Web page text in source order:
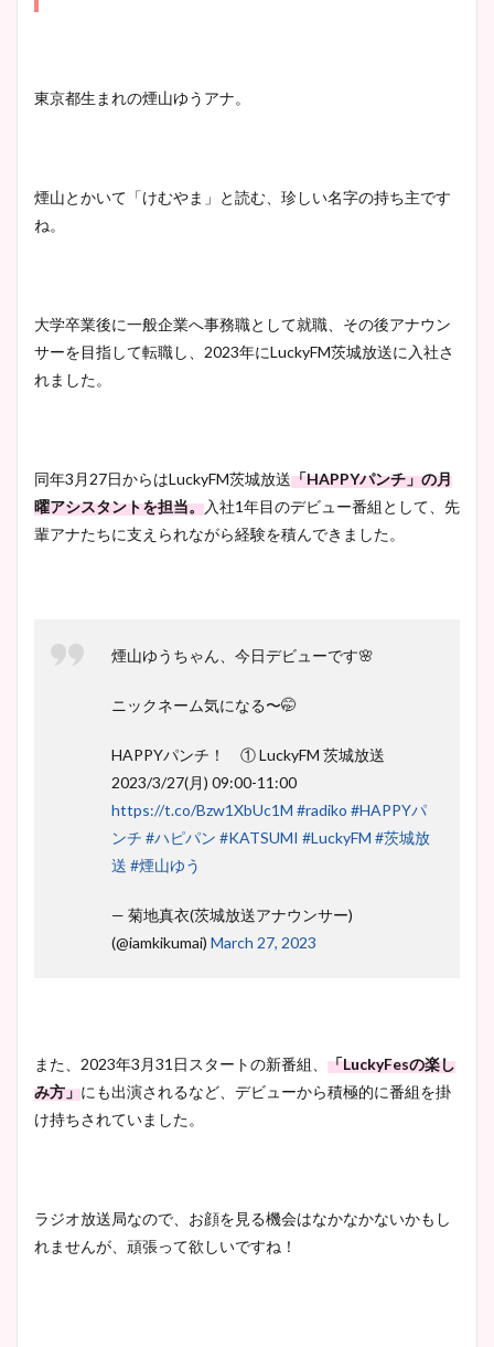
東京都生まれの煙山ゆうアナ。
煙山とかいて「けむやま」と読む、珍しい名字の持ち主です
ね。
大学卒業後に一般企業へ事務職として就職、その後アナウン
サーを目指して転職し、2023年にLuckyFM茨城放送に入社さ
れました。
同年3月27日からはLuckyFM茨城放送「HAPPYパンチ」の月
曜アシスタントを担当。入社1年目のデビュー番組として、先
輩アナたちに支えられながら経験を積んできました。
煙山ゆうちゃん、今日デビューです🌸
ニックネーム気になる〜🤭
HAPPYパンチ！ ① LuckyFM 茨城放送
2023/3/27(月) 09:00-11:00
https://t.co/Bzw1XbUc1M #radiko #HAPPYパ
ンチ #ハピパン #KATSUMI #LuckyFM #茨城放
送 #煙山ゆう
— 菊地真衣(茨城放送アナウンサー)
(@iamkikumai) March 27, 2023
また、2023年3月31日スタートの新番組、 「LuckyFesの楽し
み方」にも出演されるなど、デビューから積極的に番組を掛
け持ちされていました。
ラジオ放送局なので、お顔を見る機会はなかなかないかもし
れませんが、頑張って欲しいですね！